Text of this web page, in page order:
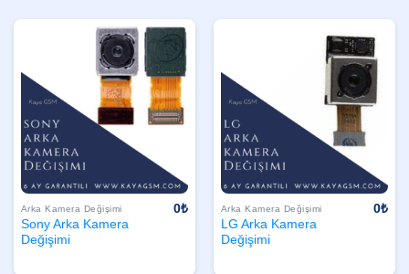
Arka Kamera Değişimi
Sony Arka Kamera
Değişimi
0₺ Arka Kamera Değişimi
LG Arka Kamera
Değişimi
0₺